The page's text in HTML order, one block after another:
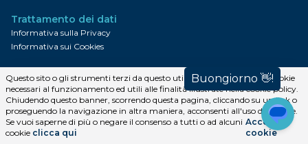
Trattamento dei dati
Informativa sulla Privacy
Informativa sui Cookies
Contatti
Via Volta, 29 - 10040 Druento (TO) - Italia
Tel.+39 0[...mostra]
E-mail:
andrea@vrcamper.it
Questo sito o gli strumenti terzi da questo utilizzati si avvalgono di cookie
necessari al funzionamento ed utili alle finalità illustrate nella cookie policy.
Chiudendo questo banner, scorrendo questa pagina, cliccando su un link o
proseguendo la navigazione in altra maniera, acconsenti all'uso dei cookie.
Se vuoi saperne di più o negare il consenso a tutti o ad alcuni
cookie clicca qui
Accetta i
cookie